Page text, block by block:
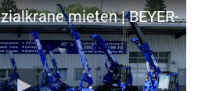
mieten | BEYER-